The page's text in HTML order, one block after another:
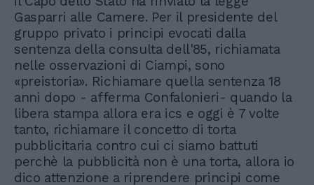
Gasparri alle Camere. Per il presidente del
gruppo privato i principi evocati dalla
sentenza della consulta dell'85, richiamata
nelle osservazioni di Ciampi, sono
«preistoria». Richiamare quella sentenza 18
anni dopo - afferma Confalonieri- quando la
libera stampa allora era ics e oggi è 7 volte
tanto, richiamare il concetto di torta
pubblicitaria contro cui ci siamo battuti
perchè la pubblicità non è una torta, allora io
dico attenzione a riprendere principi come